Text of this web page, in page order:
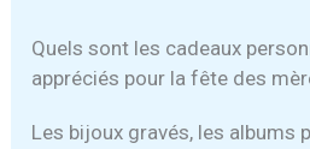
Quels sont les cadeaux
appréciés pour la fête des
Les bijoux gravés, les albums